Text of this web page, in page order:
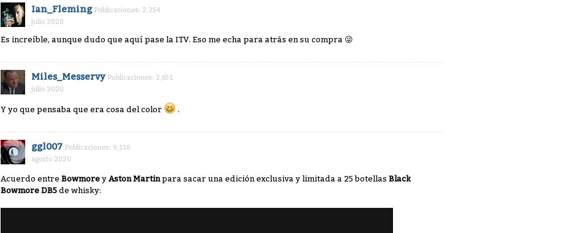
Ian_Fleming Publicaciones: 2,254
julio 2020
Es increíble, aunque dudo que aquí pase la ITV. Eso me echa para atrás en su compra 😜
Miles_Messervy Publicaciones: 2,651
julio 2020
Y yo que pensaba que era cosa del color .
ggl007 Publicaciones: 9,116
agosto 2020
Acuerdo entre Bowmore y Aston Martinpara sacar una edición exclusiva y limitada a 25 botellas Black
Bowmore DB5 de whisky: